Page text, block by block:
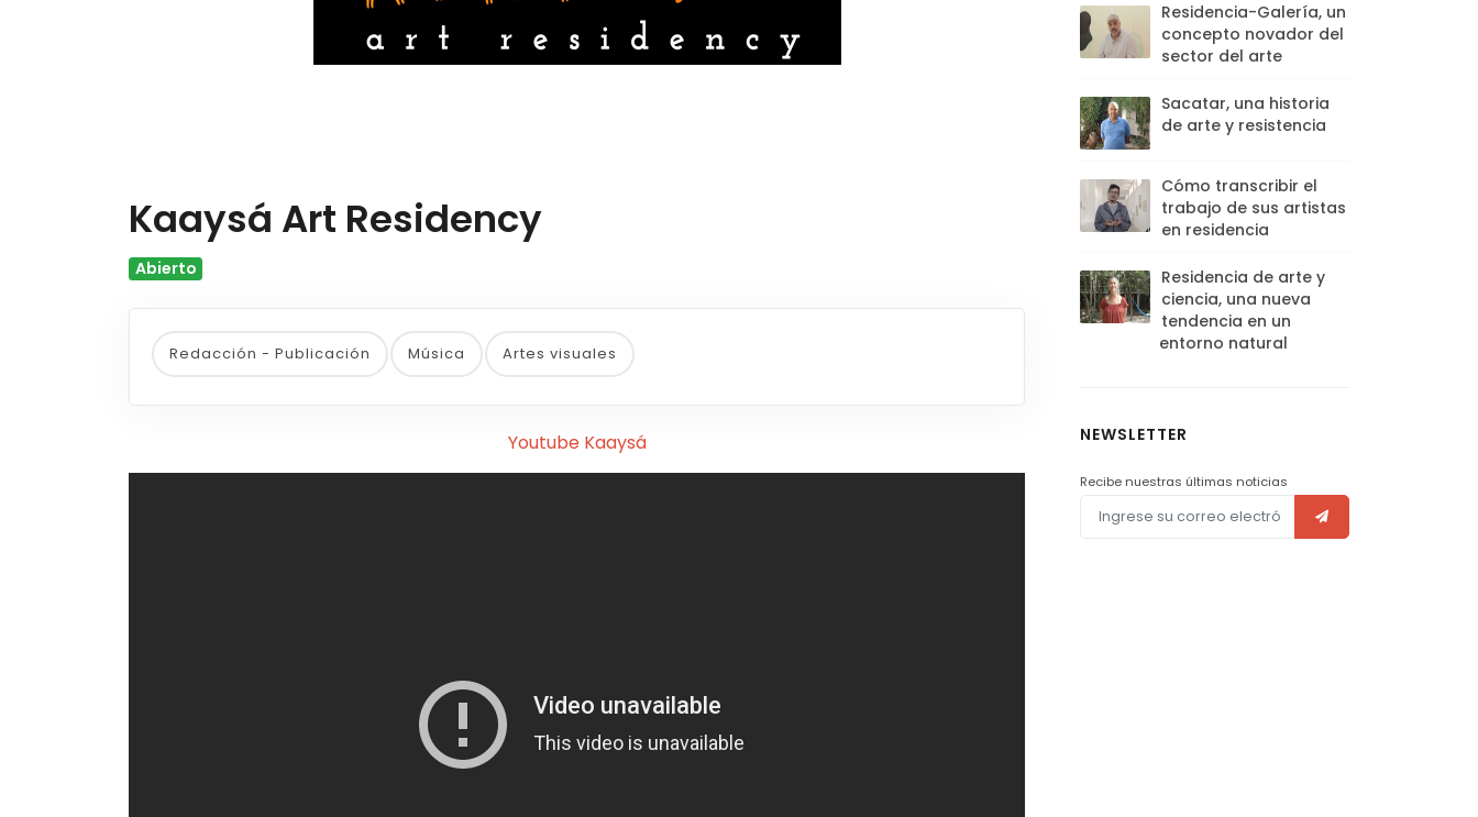
Kaaysá Art Residency
Abierto
Redacción - Publicación Música Artes visuales
Youtube Kaaysá
Residencia-Galería, un
concepto novador del
sector del arte
Sacatar, una historia
de arte y resistencia
Cómo transcribir el
trabajo de sus artistas
en residencia
Residencia de arte y
ciencia, una nueva
tendencia en un
entorno natural
NEWSLETTER
Recibe nuestras últimas noticias